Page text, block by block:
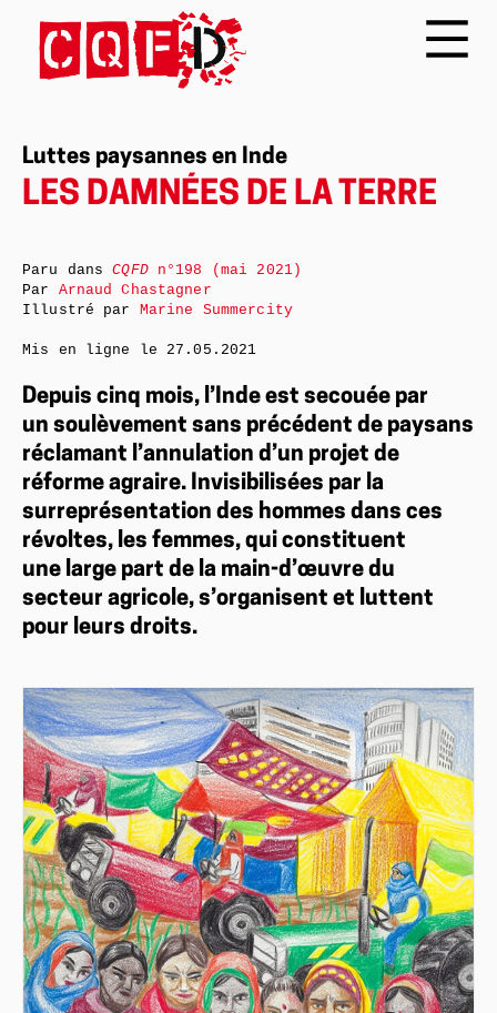
Luttes paysannes en Inde
LES DAMNÉES DE LA TERRE
Depuis cinq mois, l’Inde est secouée par
un soulèvement sans précédent de paysans
réclamant l’annulation d’un projet de
réforme agraire. Invisibilisées par la
surreprésentation des hommes dans ces
révoltes, les femmes, qui constituent
une large part de la main-d’œuvre du
secteur agricole, s’organisent et luttent
pour leurs droits.
Paru dansCQFDn°198 (mai 2021)
Par Arnaud Chastagner
Illustré par Marine Summercity
Mis en ligne le 27.05.2021